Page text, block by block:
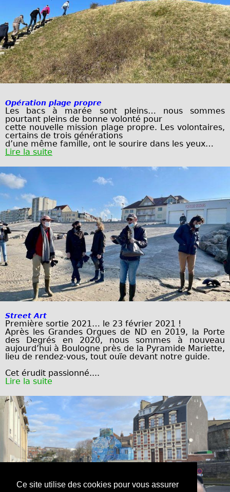
Ce site utilise des cookies pour vous assurer
Opération plage propre
Les bacs à marée sont pleins… nous sommes
pourtant pleins de bonne volonté pour
cette nouvelle mission plage propre. Les volontaires,
certains de trois générations
d’une même famille, ont le sourire dans les yeux…
Lire la suite
Street Art
Première sortie 2021… le 23 février 2021 !
Après les Grandes Orgues de ND en 2019, la Porte
des Degrés en 2020, noussommes à nouveau
aujourd’hui à Boulogne près de la Pyramide Mariette,
lieu de rendez-vous, tout ouïe devant notre guide.
Cet érudit passionné....
Lire la suite